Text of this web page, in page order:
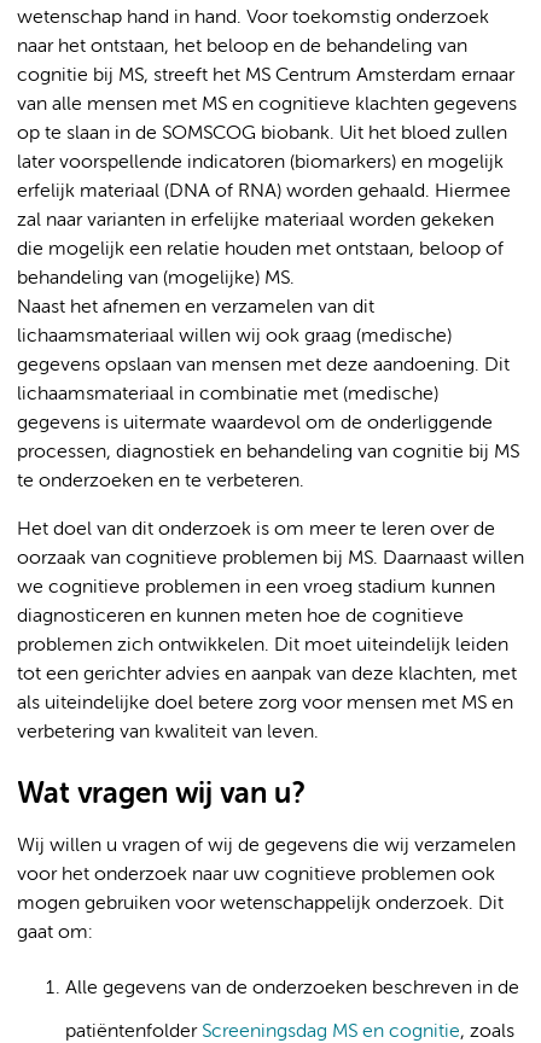
wetenschap hand in hand. Voor toekomstig onderzoek
naar het ontstaan, het beloop en de behandeling van
cognitie bij MS, streeft het MS Centrum Amsterdam ernaar
van alle mensen met MS en cognitieve klachten gegevens
op te slaan in de SOMSCOG biobank. Uit het bloed zullen
later voorspellende indicatoren (biomarkers) en mogelijk
erfelijk materiaal (DNA of RNA) worden gehaald. Hiermee
zal naar varianten in erfelijke materiaal worden gekeken
die mogelijk een relatie houden met ontstaan, beloop of
behandeling van (mogelijke) MS.
Naast het afnemen en verzamelen van dit
lichaamsmateriaal willen wij ook graag (medische)
gegevens opslaan van mensen met deze aandoening. Dit
lichaamsmateriaal in combinatie met (medische)
gegevens is uitermate waardevol om de onderliggende
processen, diagnostiek en behandeling van cognitie bij MS
te onderzoeken en te verbeteren.
Het doel van dit onderzoek is om meer te leren over de
oorzaak van cognitieve problemen bij MS. Daarnaast willen
we cognitieve problemen in een vroeg stadium kunnen
diagnosticeren en kunnen meten hoe de cognitieve
problemen zich ontwikkelen. Dit moet uiteindelijk leiden
tot een gerichter advies en aanpak van deze klachten, met
als uiteindelijke doel betere zorg voor mensen met MS en
verbetering van kwaliteit van leven.
Wat vragen wij van u?
Wij willen u vragen of wij de gegevens die wij verzamelen
voor het onderzoek naar uw cognitieve problemen ook
mogen gebruiken voor wetenschappelijk onderzoek. Dit
gaat om:
Alle gegevens van de onderzoeken beschreven in de
patiëntenfolder Screeningsdag MS en cognitie, zoals